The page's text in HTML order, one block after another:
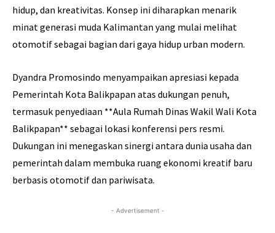
hidup, dan kreativitas. Konsep ini diharapkan menarik
minat generasi muda Kalimantan yang mulai melihat
otomotif sebagai bagian dari gaya hidup urban modern.
Dyandra Promosindo menyampaikan apresiasi kepada
Pemerintah Kota Balikpapan atas dukungan penuh,
termasuk penyediaan **Aula Rumah Dinas Wakil Wali Kota
Balikpapan** sebagai lokasi konferensi pers resmi.
Dukungan ini menegaskan sinergi antara dunia usaha dan
pemerintah dalam membuka ruang ekonomi kreatif baru
berbasis otomotif dan pariwisata.
- Advertisement -